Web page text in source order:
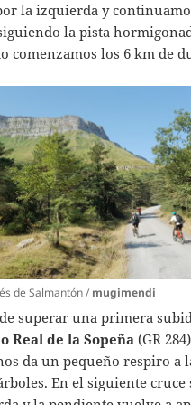
la izquierda y
la pista
comenzamos los 6 km de
de Salmantón / mugimendi
superar una primera
Real de la Sopeña (GR
da un pequeño respiro a
En el siguiente cruce